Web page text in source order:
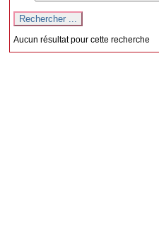
Aucun résultat pour cette recherche